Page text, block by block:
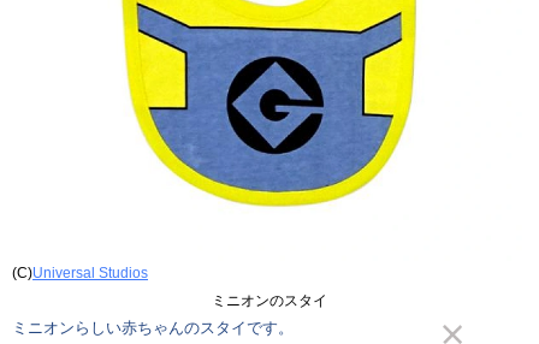
(C)Universal Studios
ミニオンのスタイ
ミニオンらしい赤ちゃんのスタイです。